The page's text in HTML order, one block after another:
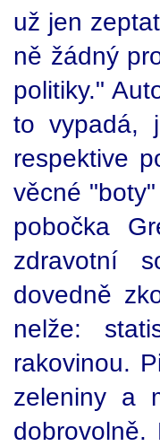
už jen
ně žádný
politiky."
to vypadá,
respektive
věcné
pobočka
zdravotní
dovedně
nelže:
rakovinou.
zeleniny a